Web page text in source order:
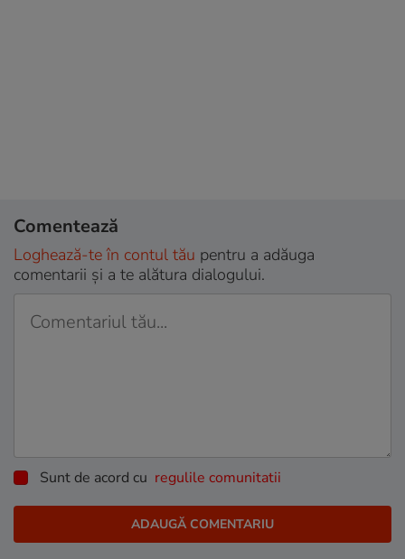
Comentează
Loghează-te în contul tău pentru a adăuga
comentarii și a te alătura dialogului.
Sunt de acord cu regulile comunitatii